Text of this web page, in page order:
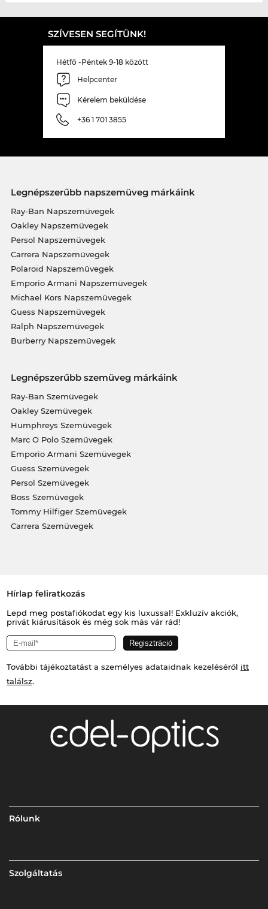
SZÍVESEN SEGÍTÜNK!
Hétfő -Péntek 9-18 között
Helpcenter
Kérelem beküldése
+36 1 701 3855
Legnépszerűbb napszemüveg márkáink
Ray-Ban Napszemüvegek
Oakley Napszemüvegek
Persol Napszemüvegek
Carrera Napszemüvegek
Polaroid Napszemüvegek
Emporio Armani Napszemüvegek
Michael Kors Napszemüvegek
Guess Napszemüvegek
Ralph Napszemüvegek
Burberry Napszemüvegek
Legnépszerűbb szemüveg márkáink
Ray-Ban Szemüvegek
Oakley Szemüvegek
Humphreys Szemüvegek
Marc O Polo Szemüvegek
Emporio Armani Szemüvegek
Guess Szemüvegek
Persol Szemüvegek
Boss Szemüvegek
Tommy Hilfiger Szemüvegek
Carrera Szemüvegek
Hírlap feliratkozás
Lepd meg postafiókodat egy kis luxussal! Exkluzív akciók,
privát kiárusítások és még sok más vár rád!
További tájékoztatást a személyes adataidnak kezeléséről itt
találsz.
Rólunk
Szolgáltatás